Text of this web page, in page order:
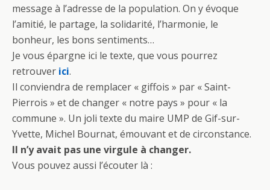
k
message à l’adresse de la population. On y évoque
l’amitié, le partage, la solidarité, l’harmonie, le
bonheur, les bons sentiments…
Je vous épargne ici le texte, que vous pourrez
retrouver ici.
Il conviendra de remplacer « giffois » par « Saint-
Pierrois » et de changer « notre pays » pour « la
commune ». Un joli texte du maire UMP de Gif-sur-
Yvette, Michel Bournat, émouvant et de circonstance.
Il n’y avait pas une virgule à changer.
Vous pouvez aussi l’écouter là :